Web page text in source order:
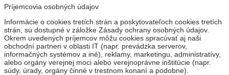
Príjemcovia osobných údajov
Informácie o cookies tretích strán a poskytovateľoch cookies tretích
strán, sú dostupné v záložke Zásady ochrany osobných údajov.
Okrem uvedených príjemcov môžu cookies spracúvať aj naši
obchodní partneri v oblasti IT (napr. prevádzka serverov,
informačných systémov a iné), reklamy, marketingu, administratívy,
alebo orgány verejnej moci alebo verejnoprávne inštitúcie (napr.
súdy, úrady, orgány činné v trestnom konaní a podobne).